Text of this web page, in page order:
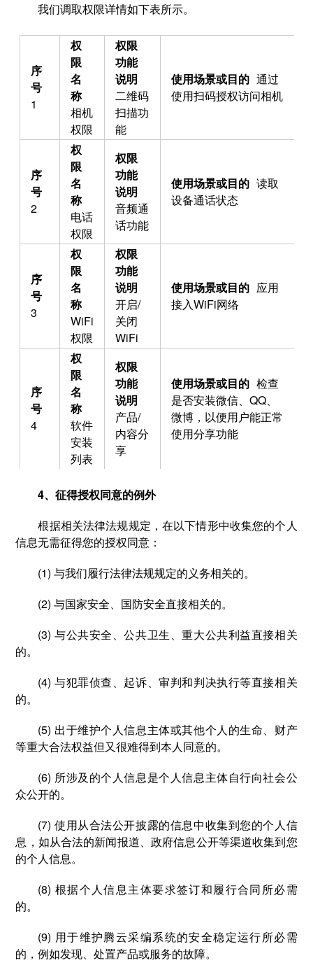
我们调取权限详情如下表所示。
1
相机
权限
二维码
扫描功
能
通过
使用扫码授权访问相机
2
电话
权限
音频通
话功能
读取
设备通话状态
3
WiFi
权限
开启/
关闭
WiFi
应用
接入WiFi网络
4
软件
安装
列表
产品/
内容分
享
检查
是否安装微信、QQ、
微博，以便用户能正常
使用分享功能
4、征得授权同意的例外
根据相关法律法规规定，在以下情形中收集您的个人
信息无需征得您的授权同意：
(1) 与我们履行法律法规规定的义务相关的。
(2) 与国家安全、国防安全直接相关的。
(3) 与公共安全、公共卫生、重大公共利益直接相关
的。
(4) 与犯罪侦查、起诉、审判和判决执行等直接相关
的。
(5) 出于维护个人信息主体或其他个人的生命、财产
等重大合法权益但又很难得到本人同意的。
(6) 所涉及的个人信息是个人信息主体自行向社会公
众公开的。
(7) 使用从合法公开披露的信息中收集到您的个人信
息，如从合法的新闻报道、政府信息公开等渠道收集到您
的个人信息。
(8) 根据个人信息主体要求签订和履行合同所必需
的。
(9) 用于维护腾云采编系统的安全稳定运行所必需
的，例如发现、处置产品或服务的故障。